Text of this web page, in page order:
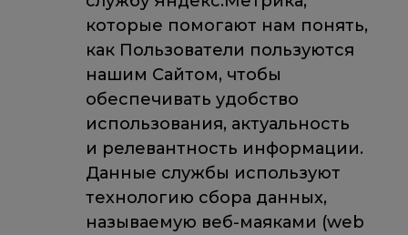
которые помогают нам понять,
как Пользователи пользуются
нашим Сайтом, чтобы
обеспечивать удобство
использования, актуальность
и релевантность информации.
Данные службы используют
технологию сбора данных,
называемую веб-маяками (web